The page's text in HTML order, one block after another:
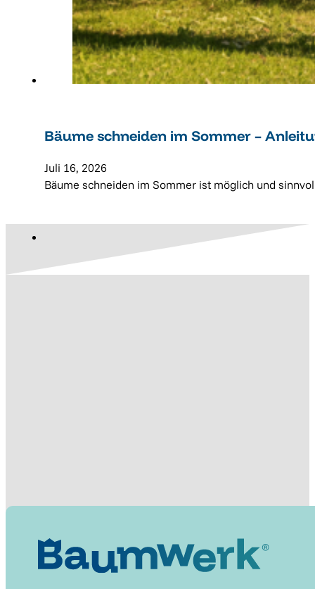
Bäume schneiden im Sommer –
Juli 16, 2026
Bäume schneiden im Sommer ist möglich und